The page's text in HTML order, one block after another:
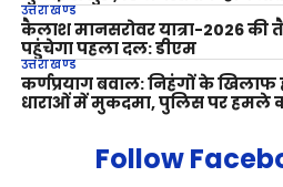
उत्तराखण्ड
कैलाश मानसरोवर यात्रा-2026 की
पहुंचेगा पहला दल: डीएम
उत्तराखण्ड
कर्णप्रयाग बवाल: निहंगों के खिलाफ
धाराओं में मुकदमा, पुलिस पर हमले
Follow